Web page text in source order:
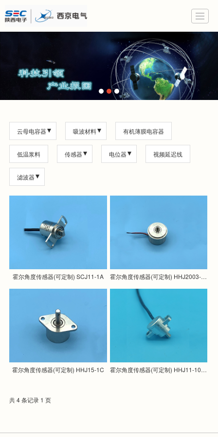
云母电容器 吸波材料 有机薄膜电容器
低温浆料 传感器 电位器 视频延迟线
滤波器
霍尔角度传感器(可定制) SCJ11-1A 霍尔角度传感器(可定制) HHJ2003-1A
霍尔角度传感器(可定制) HHJ15-1C 霍尔角度传感器(可定制) HHJ11-10-1A
共 4 条记录 1 页